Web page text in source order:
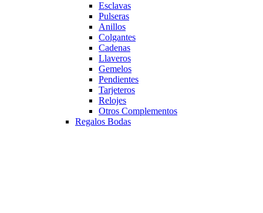
Esclavas
Pulseras
Anillos
Colgantes
Cadenas
Llaveros
Gemelos
Pendientes
Tarjeteros
Relojes
Otros Complementos
Regalos Bodas